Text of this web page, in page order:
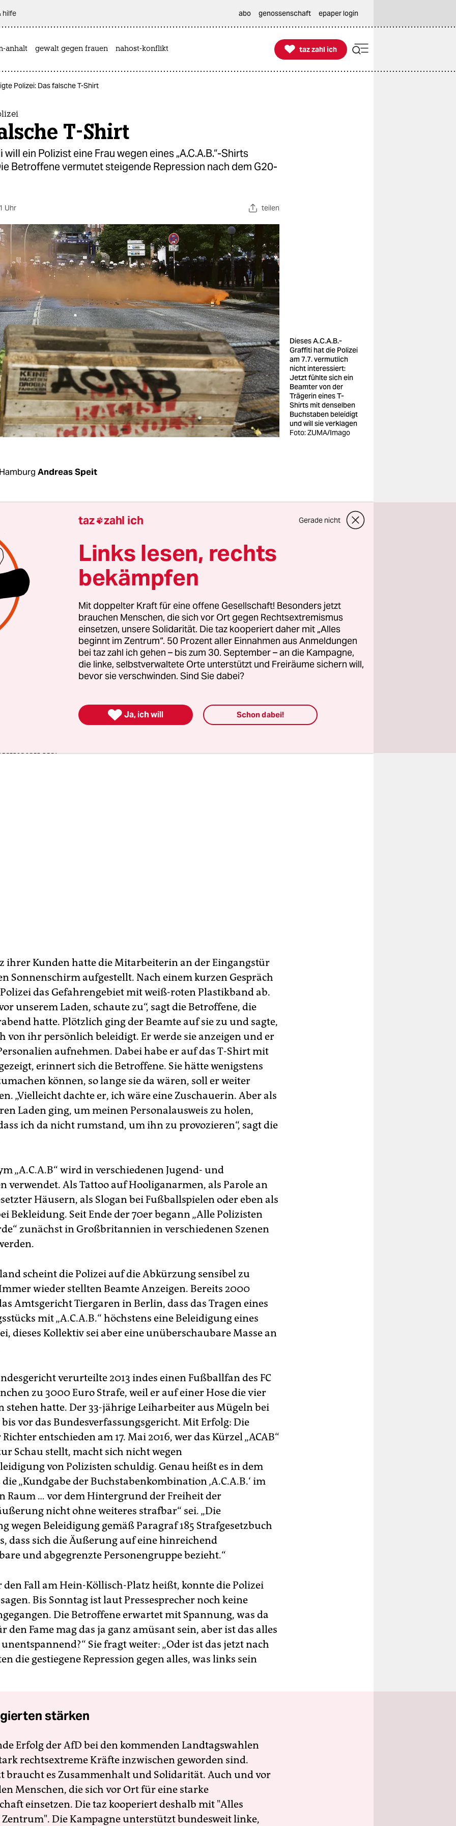
hilfe abo genossenschaft epaper login
anhalt gewalt gegen frauen nahost-konflikt 
taz zahl ich
taz zahl ich
Polizei: Das falsche T-Shirt
T-Shirt
will ein Polizist eine Frau wegen eines „A.C.A.B.“-Shirts
Betroffene vermutet steigende Repression nach dem G20-
Uhr teilen
Dieses A.C.A.B.-
Graffiti hat die Polizei
am 7.7. vermutlich
nicht interessiert:
Jetzt fühlte sich ein
Beamter von der
Trägerin eines T-
Shirts mit denselben
Buchstaben beleidigt
und will sie verklagen
Foto: ZUMA/Imago
Andreas Speit
Stimmung während des G20-Gipfels an der Elbe
Alltag nach. Die Polizei auf St. Pauli scheint immer noch
So sehr, dass sich ein Beamter von einem T-Shirt
und der Trägerin eine Anzeige aufdrückt. „Damit habe
nicht gerechnet“, sagt die Verkäuferin des kleinen
& Gemüse“ am Hein-Köllisch-Platz, die den
Stein des Anstoßes lieferte. Ihr Vergehen: Am falschen
falschen T-Shirt mit einem falschen Akronym.
vergangenen Donnerstag zur Arbeit ein verwaschenes
T-Shirt mit weißen Aufdruck „A.C.A.B“ („All cops are
Gegen Nachmittag musste das Kollektiv des Bioladens die
„Wenn man die Feuerwehr ruft, kommt auch
sagt eine Kollegin der Betroffenen. Mit einem
sie.
ihrer Kunden hatte die Mitarbeiterin an der Eingangstür
Sonnenschirm aufgestellt. Nach einem kurzen Gespräch
das Gefahrengebiet mit weiß-roten Plastikband ab.
unserem Laden, schaute zu“, sagt die Betroffene, die
hatte. Plötzlich ging der Beamte auf sie zu und sagte,
von ihr persönlich beleidigt. Er werde sie anzeigen und er
aufnehmen. Dabei habe er auf das T-Shirt mit
erinnert sich die Betroffene. Sie hätte wenigstens
können, so lange sie da wären, soll er weiter
„Vielleicht dachte er, ich wäre eine Zuschauerin. Aber als
Laden ging, um meinen Personalausweis zu holen,
ich da nicht rumstand, um ihn zu provozieren“, sagt die
„A.C.A.B“ wird in verschiedenen Jugend- und
verwendet. Als Tattoo auf Hooliganarmen, als Parole an
Häusern, als Slogan bei Fußballspielen oder eben als
Bekleidung. Seit Ende der 70er begann „Alle Polizisten
zunächst in Großbritannien in verschiedenen Szenen
scheint die Polizei auf die Abkürzung sensibel zu
wieder stellten Beamte Anzeigen. Bereits 2000
Amtsgericht Tiergaren in Berlin, dass das Tragen eines
mit „A.C.A.B.“ höchstens eine Beleidigung eines
dieses Kollektiv sei aber eine unüberschaubare Masse an
verurteilte 2013 indes einen Fußballfan des FC
zu 3000 Euro Strafe, weil er auf einer Hose die vier
stehen hatte. Der 33-jährige Leiharbeiter aus Mügeln bei
bis vor das Bundesverfassungsgericht. Mit Erfolg: Die
entschieden am 17. Mai 2016, wer das Kürzel „ACAB“
Schau stellt, macht sich nicht wegen
von Polizisten schuldig. Genau heißt es in dem
„Kundgabe der Buchstabenkombination ‚A.C.A.B.‘ im
Raum … vor dem Hintergrund der Freiheit der
nicht ohne weiteres strafbar“ sei. „Die
wegen Beleidigung gemäß Paragraf 185 Strafgesetzbuch
dass sich die Äußerung auf eine hinreichend
und abgegrenzte Personengruppe bezieht.“
den Fall am Hein-Köllisch-Platz heißt, konnte die Polizei
Bis Sonntag ist laut Pressesprecher noch keine
Die Betroffene erwartet mit Spannung, was da
den Fame mag das ja ganz amüsant sein, aber ist das alles
Sie fragt weiter: „Oder ist das jetzt nach
die gestiegene Repression gegen alles, was links sein
stärken
Erfolg der AfD bei den kommenden Landtagswahlen
rechtsextreme Kräfte inzwischen geworden sind.
braucht es Zusammenhalt und Solidarität. Auch und vor
Menschen, die sich vor Ort für eine starke
einsetzen. Die taz kooperiert deshalb mit "Alles
Die Kampagne unterstützt bundesweit linke,
taz zahl ich Gerade nicht
Links lesen, rechts
bekämpfen
Mit doppelter Kraft für eine offene Gesellschaft! Besonders jetzt
brauchen Menschen, die sich vor Ort gegen Rechtsextremismus
einsetzen, unsere Solidarität. Die taz kooperiert daher mit „Alles
beginnt im Zentrum“. 50 Prozent aller Einnahmen aus Anmeldungen
bei taz zahl ich gehen – bis zum 30. September – an die Kampagne,
die linke, selbstverwaltete Orte unterstützt und Freiräume sichern will,
bevor sie verschwinden. Sind Sie dabei?
 Ja, ich will Schon dabei!